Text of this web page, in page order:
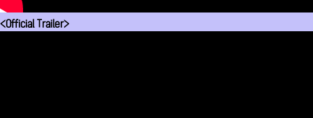
<Official Trailer>